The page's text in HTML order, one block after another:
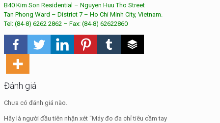
B40 Kim Son Residential – Nguyen Huu Tho Street
Tan Phong Ward – District 7 – Ho Chi Minh City, Vietnam.
Tel: (84-8) 6262 2862 – Fax: (84-8) 62622860
Đánh giá
Chưa có đánh giá nào.
Hãy là người đầu tiên nhận xét “Máy đo đa chỉ tiêu cầm tay